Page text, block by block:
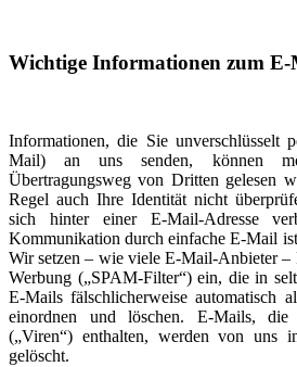
Wichtige Informationen zum
Informationen, die Sie unverschlüsselt
Mail) an uns senden, können
Übertragungsweg von Dritten gelesen
Regel auch Ihre Identität nicht
sich hinter einer E-Mail-Adresse
Kommunikation durch einfache E-Mail
Wir setzen – wie viele E-Mail-Anbieter –
Werbung („SPAM-Filter“) ein, die in
E-Mails fälschlicherweise automatisch
einordnen und löschen. E-Mails, die
(„Viren“) enthalten, werden von uns
gelöscht.